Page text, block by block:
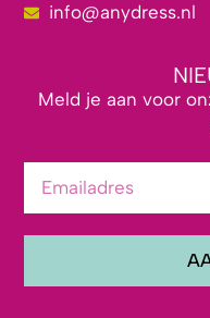
info@anydress.nl
Meld je aan voor